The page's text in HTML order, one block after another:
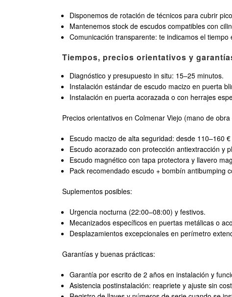
Disponemos de rotación de técnicos para cubrir
Mantenemos stock de escudos compatibles con
Comunicación transparente: te indicamos el
Tiempos, precios orientativos y
Diagnóstico y presupuesto in situ: 15–25 minutos.
Instalación estándar de escudo macizo en puerta
Instalación en puerta acorazada o con herrajes
Precios orientativos en Colmenar Viejo (mano de
Escudo macizo de alta seguridad: desde 110–160
Escudo acorazado con protección antiextracción y
Escudo magnético con tapa protectora y llavero
Pack recomendado escudo + bombín antibumping
Suplementos posibles:
Urgencia nocturna (22:00–08:00) y festivos.
Mecanizados específicos en puertas metálicas o
Desplazamientos excepcionales en perímetro
Garantías y buenas prácticas:
Garantía por escrito de 2 años en instalación y
Asistencia postinstalación: reapriete y ajuste sin